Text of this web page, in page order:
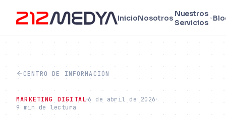
InicioNosotros Nuestros
Servicios
CENTRO DE INFORMACIÓN
MARKETING DIGITAL 6 de abril de 2026
9 min de lectura